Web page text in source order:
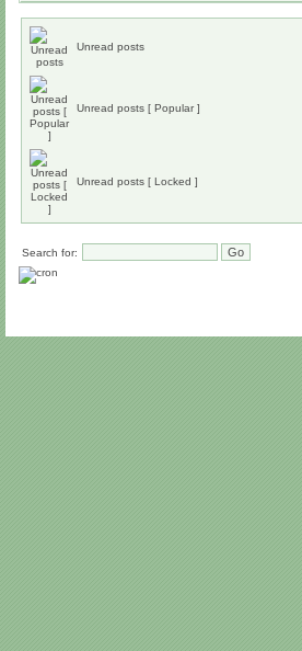
Unread posts
Unread posts [ Popular ]
Unread posts [ Locked ]
Search for: